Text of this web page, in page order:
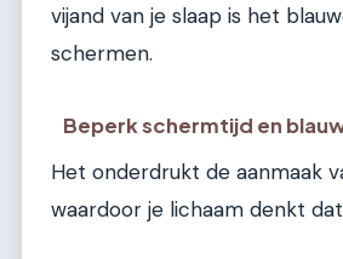
vijand van je slaap is het
schermen.
Beperk schermtijd en
Het onderdrukt de aanmaak
waardoor je lichaam denkt